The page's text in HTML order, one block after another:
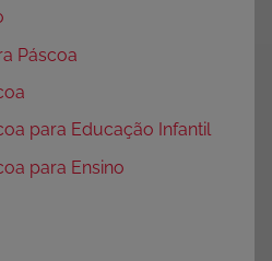
Páscoa
para Educação Infantil
para Ensino